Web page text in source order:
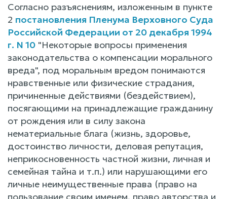
Согласно разъяснениям, изложенным в пункте
2 постановления Пленума Верховного Суда
Российской Федерации от 20 декабря 1994
г. N 10 "Некоторые вопросы применения
законодательства о компенсации морального
вреда", под моральным вредом понимаются
нравственные или физические страдания,
причиненные действиями (бездействием),
посягающими на принадлежащие гражданину
от рождения или в силу закона
нематериальные блага (жизнь, здоровье,
достоинство личности, деловая репутация,
неприкосновенность частной жизни, личная и
семейная тайна и т.п.) или нарушающими его
личные неимущественные права (право на
пользование своим именем, право авторства и